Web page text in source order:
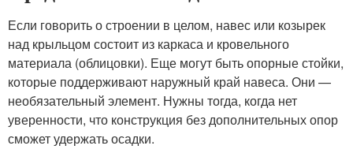
Если говорить о строении в целом, навес или козырек
над крыльцом состоит из каркаса и кровельного
материала (облицовки). Еще могут быть опорные стойки,
которые поддерживают наружный край навеса. Они —
необязательный элемент. Нужны тогда, когда нет
уверенности, что конструкция без дополнительных опор
сможет удержать осадки.